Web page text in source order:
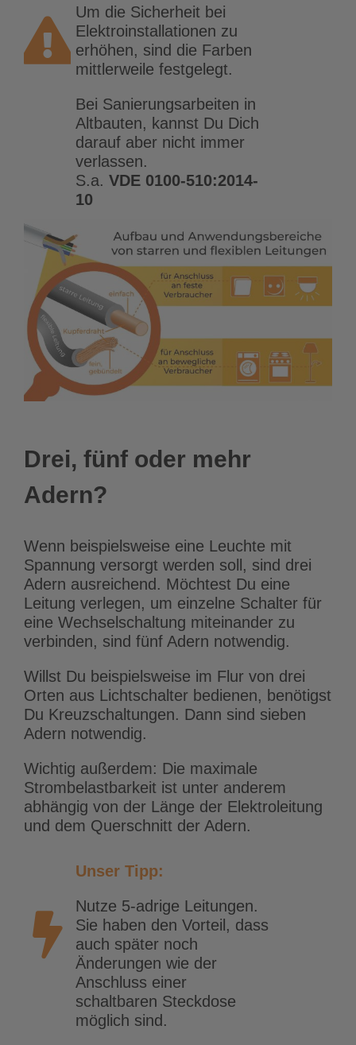
Um die Sicherheit bei
Elektroinstallationen zu
erhöhen, sind die Farben
mittlerweile festgelegt.
Bei Sanierungsarbeiten in
Altbauten, kannst Du Dich
darauf aber nicht immer
verlassen.
S.a. VDE 0100-510:2014-
10
Drei, fünf oder mehr
Adern?
Wenn beispielsweise eine Leuchte mit
Spannung versorgt werden soll, sind drei
Adern ausreichend. Möchtest Du eine
Leitung verlegen, um einzelne Schalter für
eine Wechselschaltung miteinander zu
verbinden, sind fünf Adern notwendig.
Willst Du beispielsweise im Flur von drei
Orten aus Lichtschalter bedienen, benötigst
Du Kreuzschaltungen. Dann sind sieben
Adern notwendig.
Wichtig außerdem: Die maximale
Strombelastbarkeit ist unter anderem
abhängig von der Länge der Elektroleitung
und dem Querschnitt der Adern.
Unser Tipp:
Nutze 5-adrige Leitungen.
Sie haben den Vorteil, dass
auch später noch
Änderungen wie der
Anschluss einer
schaltbaren Steckdose
möglich sind.